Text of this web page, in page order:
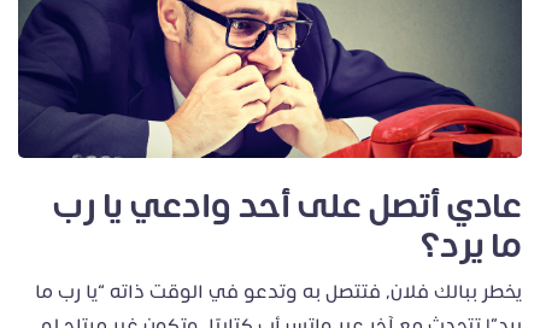
عادي أتصل على أحد وادعي يا رب
ما يرد؟
يخطر ببالك فلان، فتتصل به وتدعو في الوقت ذاته “يا رب ما